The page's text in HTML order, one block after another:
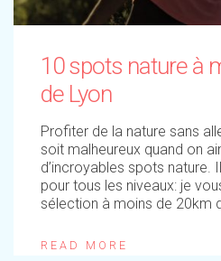
10 spots nature à
de Lyon
Profiter de la nature sans
soit malheureux quand on
d’incroyables spots nature.
pour tous les niveaux: je
sélection à moins de 20km
READ MORE